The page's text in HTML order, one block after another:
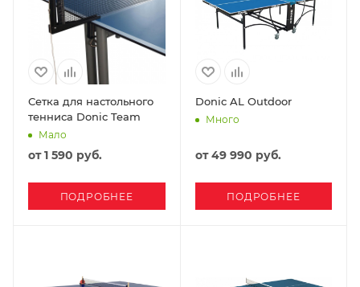
Сетка для настольного
тенниса Donic Team
Мало
от1 590 руб.
ПОДРОБНЕЕ
Donic AL Outdoor
Много
от49 990 руб.
ПОДРОБНЕЕ